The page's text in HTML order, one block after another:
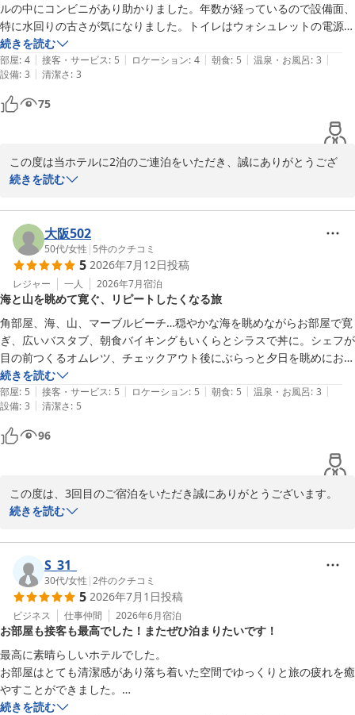
また、朝食時の混雑につきましても、ご不便をおかけし誠に申し訳
ございませんでした。
一日の始まりの大切な時間に、お待たせしてしまったことは私ども
の配慮不足でございます。
混雑状況の事前案内や、よりスムーズに料理をお取りいただけるよ
うな動線の確保など、混雑緩和に向けた対策を早急に検討させてい
お客様からいただいた貴重なご意見を真摯に受け止め、より快適に
お過ごしいただけるホテルを目指し、サービス向上に努めてまいる
またのお越しを、スタッフ一同心よりお待ち申し上げております。
スターゲイトホテル関西エアポート（ＳｉＳ ＳＴＡＲＧＡＴＥ
ＨＯＴＥＬ）
2026-07-27
ルの中にコンビニがあり助かりました。年数が経っているので設備面、
特に水回りの古さが気になりました。トイレはウォシュレットの電源が
消えており残念でした。朝食は種類が多くサービスもスマートで良かっ
たです。コインランドリーは同じフロアにあり良かったです。洗濯機と
続きを読む
部屋: 4 | 接客・サービス: 5 | ロケーション: 4 | 朝食: 5 | 温泉・お風呂: 3 |
設備: 3 | 清潔さ: 3
75
この度は当ホテルに2泊のご連泊をいただき、誠にありがとうござ
いました。
ねて御礼申し上げます。
立地や館内のコンビニエンスストア、朝食、そしてコインランドリ
ーの設置場所など、多くの点にご満足いただけた様子を伺い、大変
嬉しく存じます。
特に朝食のメニューやスタッフのサービスにつきまして、お褒めの
お言葉をいただき、私共にとっても大きな励みとなります。
一方で、設備、特に水回りの古さや清掃・点検不足によりご不快な
思いをさせてしまい、誠に申し訳ございませんでした。
ウォシュレットの電源が入っていなかった点につきましては、客室
チェックの不徹底であり、深く反省しております。
今後はより細やかな点検を徹底し、お客様が快適にお過ごしいただ
けるよう改善に努めてまいります。
また、コインランドリーの設備につきましても貴重なご意見をあり
がとうございます。
昨今のドラム式への需要は私共も認識しており、今後の設備更新の
至らぬ点もあったかと存じますが、次回お越しいただいた際にはよ
り快適な空間を提供できるよう、スタッフ一同精進してまいりま
す。
お客様のまたのお越しを、心よりお待ち申し上げております。
スターゲイトホテル関西エアポート（ＳｉＳ ＳＴＡＲＧＡＴＥ
ＨＯＴＥＬ）
2026-07-19
続きを読む
大阪502
50代/女性 | 5件のクチコミ
5 2026年7月12日投稿
レジャー 一人 2026年7月宿泊
海と山を眺めて寛ぐ、リピートしたくなる旅
角部屋、海、山、マーブルビーチ…穏やかな海を眺めながらお部屋で寛
ぎ、広いバスタブ、朝食バイキングもいくらとシラスで丼に。シェフが
目の前つくるオムレツ、チェックアウト後にぶらっと夕日を眺めにお散
歩。大阪の人が近くで１泊もいいな。実は3回目。お値段以上の旅にな
りました。
続きを読む
部屋: 5 | 接客・サービス: 5 | ロケーション: 5 | 朝食: 5 | 温泉・お風呂: 3 |
設備: 3 | 清潔さ: 5
96
この度は、3回目のご宿泊をいただき誠にありがとうございます。
「おかえりなさいませ」という温かな気持ちで、ご感想を拝読いた
角部屋ならではの、海と山、そしてマーブルビーチを一望する景色
を存分に楽しまれたとのこと、大変嬉しく存じます。
穏やかな海を眺めながら、広いバスタブで羽を伸ばすひとときは、
日常を忘れさせてくれる最高のリフレッシュになりますよね。
朝食バイキングについても嬉しいお言葉をありがとうございます。
ご自身で作るいくらとシラスの丼や、シェフが目の前で仕上げる
熱々のオムレツは、当ホテルの自慢のメニューでございます。
朝から贅沢な気分を味わっていただけたようで何よりです。
続きを読む
S_31_
30代/女性 |2件のクチコミ
5 2026年7月1日投稿
ビジネス 仕事仲間 2026年6月宿泊
お部屋も接客も最高でした！またぜひ泊まりたいです！
最高に素晴らしいホテルでした。
お部屋はとても清潔感があり落ち着いた空間でゆっくりと旅の疲れを癒
やすことができました。
何よりフロントの方々の接客が素晴らしくこちらの要望にも丁寧かつ迅
続きを読む